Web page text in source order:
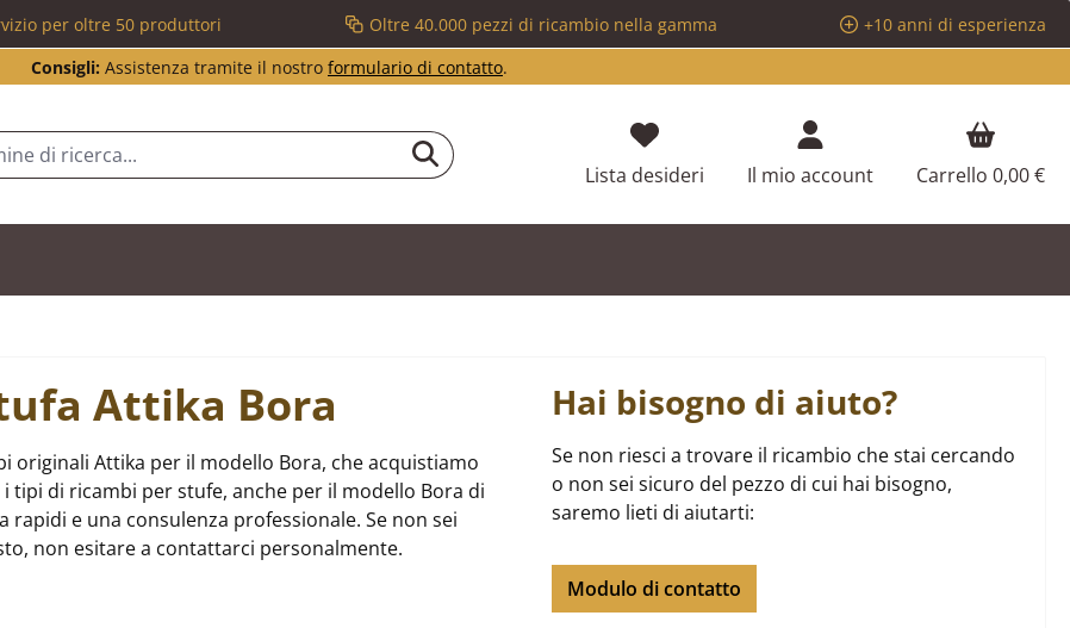
per oltre 50 produttori Oltre 40.000 pezzi di ricambio nella gamma
+10 anni di esperienza
Consigli: Assistenza tramite il nostro formulario di contatto.
Lista desideri Hai 0 articoli nella lista dei desideri
Il mio account Carrello 0,00 €
Attika Bora
Attika per il modello Bora, che acquistiamo
di ricambi per stufe, anche per il modello Bora di
e una consulenza professionale. Se non sei
non esitare a contattarci personalmente.
Hai bisogno di aiuto?
Se non riesci a trovare il ricambio che stai cercando
o non sei sicuro del pezzo di cui hai bisogno,
saremo lieti di aiutarti:
Modulo di contatto